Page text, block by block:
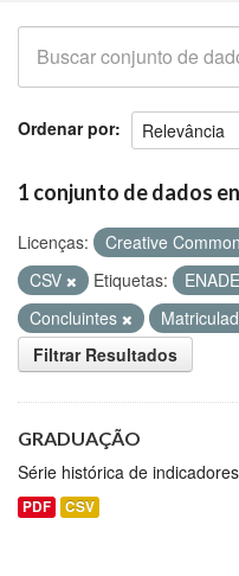
Ordenar por
1 conjunto de dados
Licenças: Creative
CSV
Etiquetas: ENADE
Concluintes
Filtrar Resultados
GRADUAÇÃO
Série histórica de
PDF CSV